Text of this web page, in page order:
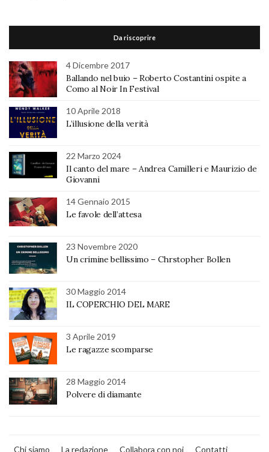
Da riscoprire
4 Dicembre 2017
Ballando nel buio – Roberto Costantini ospite a
Como al Noir In Festival
10 Aprile 2018
L’illusione della verità
22 Marzo 2024
Il canto del mare – Andrea Camilleri e Maurizio de
Giovanni
14 Gennaio 2015
Le favole dell’attesa
23 Novembre 2020
Un crimine bellissimo – Chrstopher Bollen
30 Maggio 2014
IL COPERCHIO DEL MARE
3 Aprile 2019
Le ragazze scomparse
28 Maggio 2014
Polvere di diamante
Chi siamo La redazione Collabora con noi Contatti